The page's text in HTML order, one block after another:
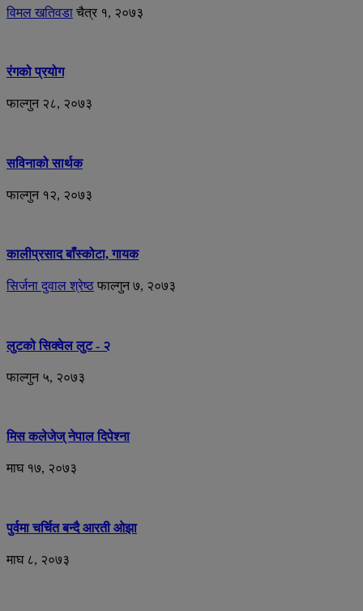
विमल खतिवडा चैत्र १, २०७३
रंगको प्रयोग
फाल्गुन २८, २०७३
सविनाको सार्थक
फाल्गुन १२, २०७३
कालीप्रसाद बाँस्कोटा, गायक
सिर्जना दुवाल श्रेष्ठ फाल्गुन ७, २०७३
लुटको सिक्वेल लुट - २
फाल्गुन ५, २०७३
मिस कलेजेज् नेपाल दिपेश्ना
माघ १७, २०७३
पुर्वमा चर्चित बन्दै आरती ओझा
माघ ८, २०७३